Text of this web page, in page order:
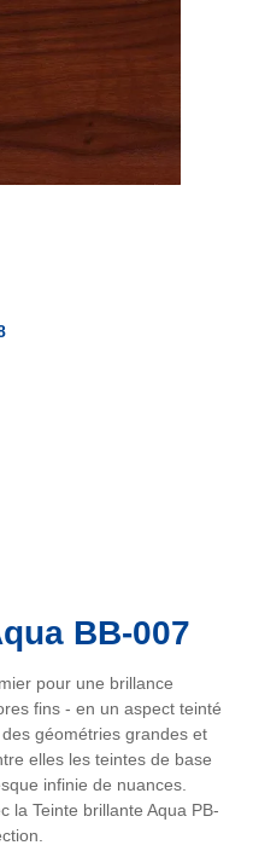
BB-007
pour une brillance
fins - en un aspect teinté
géométries grandes et
elles les teintes de base
infinie de nuances.
la Teinte brillante Aqua PB-